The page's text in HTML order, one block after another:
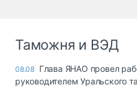
Таможня и ВЭД
08.08 Глава ЯНАО провел
руководителем Уральского